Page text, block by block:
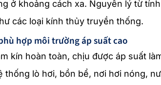
ở khoảng cách xa. Nguyên lý từ
các loại kính thủy truyền thống.
hợp môi trường áp suất cao
kín hoàn toàn, chịu được áp suất
thống lò hơi, bồn bể, nơi hơi nóng,